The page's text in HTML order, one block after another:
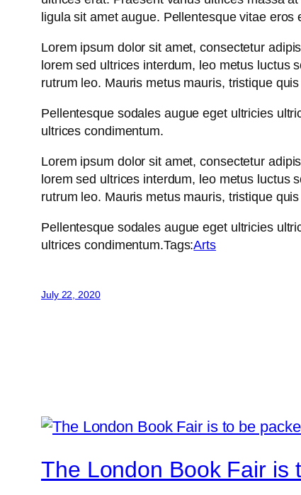
ligula sit amet augue. Pellentesque vitae eros
Lorem ipsum dolor sit amet, consectetur
lorem sed ultrices interdum, leo metus luctus
rutrum leo. Mauris metus mauris, tristique
Pellentesque sodales augue eget ultricies
ultrices condimentum.
Lorem ipsum dolor sit amet, consectetur
lorem sed ultrices interdum, leo metus luctus
rutrum leo. Mauris metus mauris, tristique
Pellentesque sodales augue eget ultricies
ultrices condimentum.Tags:Arts
July 22, 2020
The London Book Fair is